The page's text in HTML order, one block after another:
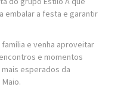
embalar a festa e garantir
e venha aproveitar
e momentos
esperados da